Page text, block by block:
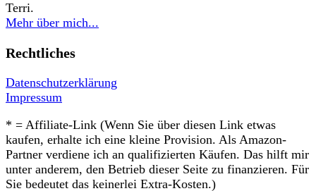
Terri.
Mehr über mich...
Rechtliches
Datenschutzerklärung
Impressum
* = Affiliate-Link (Wenn Sie über diesen Link etwas
kaufen, erhalte ich eine kleine Provision. Als Amazon-
Partner verdiene ich an qualifizierten Käufen. Das hilft mir
unter anderem, den Betrieb dieser Seite zu finanzieren. Für
Sie bedeutet das keinerlei Extra-Kosten.)